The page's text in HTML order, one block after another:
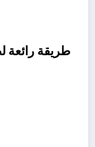
طريقة رائعة